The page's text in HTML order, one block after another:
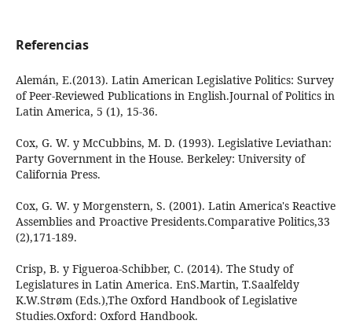
Referencias
Alemán, E.(2013). Latin American Legislative Politics: Survey
of Peer-Reviewed Publications in English.Journal of Politics in
Latin America, 5 (1), 15-36.
Cox, G. W. y McCubbins, M. D. (1993). Legislative Leviathan:
Party Government in the House. Berkeley: University of
California Press.
Cox, G. W. y Morgenstern, S. (2001). Latin America's Reactive
Assemblies and Proactive Presidents.Comparative Politics,33
(2),171-189.
Crisp, B. y Figueroa-Schibber, C. (2014). The Study of
Legislatures in Latin America. EnS.Martin, T.Saalfeldy
K.W.Strøm (Eds.),The Oxford Handbook of Legislative
Studies.Oxford: Oxford Handbook.